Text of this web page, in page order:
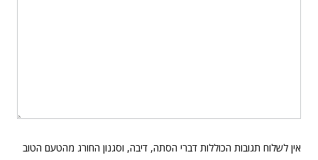
אין לשלוח תגובות הכוללות דברי הסתה, דיבה, וסגנון החורג מהטעם הטוב